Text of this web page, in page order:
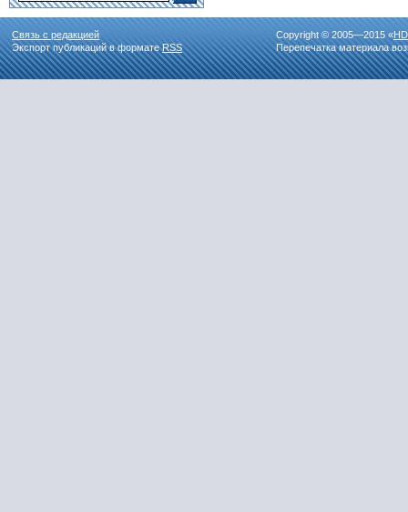
Связь с редакцией
Экспорт публикаций в форматеRSS
Copyright © 2005—2015 «
Перепечатка материала